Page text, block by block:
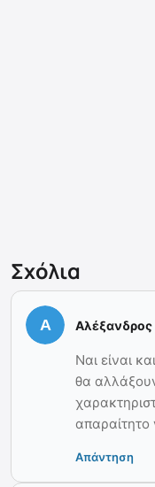
Σχόλια
Αλέξανδρος
Ναι είναι
θα
απαραίτητο
Απάντηση